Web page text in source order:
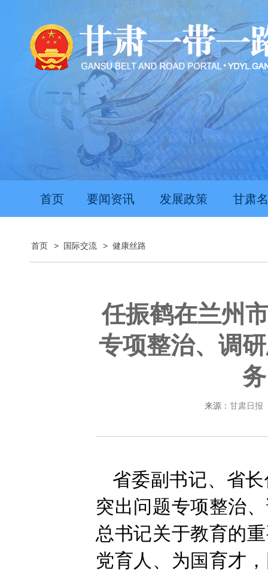
首页 要闻资讯 发展政策 甘肃
首页 > 国际交流 > 健康丝路
任振鹤在兰州
专项整治、调
来源： 甘肃日报
省委副书记、省
突出问题专项整治
总书记关于教育的
党育人、为国育才